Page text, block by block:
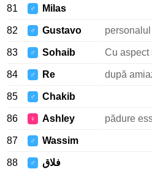
81 ♂ Milas
82 ♂ Gustavo
83 ♂ Sohaib Cu aspect
84 ♂ Re după
85 ♂ Chakib
86 ♀ Ashley pădure
87 ♂ Wassim
88 ♂ فلاق